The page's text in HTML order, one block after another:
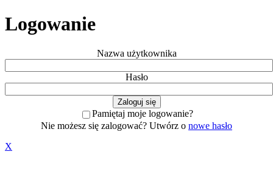
Logowanie
Nazwa użytkownika
Hasło
Pamiętaj moje logowanie?
Nie możesz się zalogować? Utwórz o nowe hasło
X